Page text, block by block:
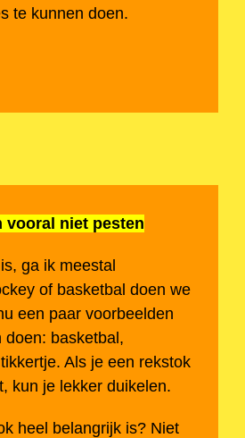
te kunnen doen.
vooral niet pesten
ga ik meestal
of basketbal doen we
een paar voorbeelden
doen: basketbal,
Als je een rekstok
kun je lekker duikelen.
heel belangrijk is? Niet